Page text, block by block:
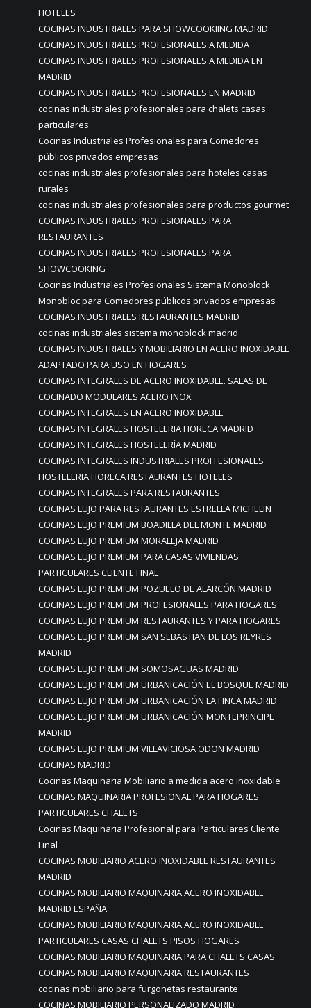
HOTELES
COCINAS INDUSTRIALES PARA SHOWCOOKIING MADRID
COCINAS INDUSTRIALES PROFESIONALES A MEDIDA
COCINAS INDUSTRIALES PROFESIONALES A MEDIDA EN
MADRID
COCINAS INDUSTRIALES PROFESIONALES EN MADRID
cocinas industriales profesionales para chalets casas
particulares
Cocinas Industriales Profesionales para Comedores
públicos privados empresas
cocinas industriales profesionales para hoteles casas
rurales
cocinas industriales profesionales para productos gourmet
COCINAS INDUSTRIALES PROFESIONALES PARA
RESTAURANTES
COCINAS INDUSTRIALES PROFESIONALES PARA
SHOWCOOKING
Cocinas Industriales Profesionales Sistema Monoblock
Monobloc para Comedores públicos privados empresas
COCINAS INDUSTRIALES RESTAURANTES MADRID
cocinas industriales sistema monoblock madrid
COCINAS INDUSTRIALES Y MOBILIARIO EN ACERO INOXIDABLE
ADAPTADO PARA USO EN HOGARES
COCINAS INTEGRALES DE ACERO INOXIDABLE. SALAS DE
COCINADO MODULARES ACERO INOX
COCINAS INTEGRALES EN ACERO INOXIDABLE
COCINAS INTEGRALES HOSTELERIA HORECA MADRID
COCINAS INTEGRALES HOSTELERÍA MADRID
COCINAS INTEGRALES INDUSTRIALES PROFFESIONALES
HOSTELERIA HORECA RESTAURANTES HOTELES
COCINAS INTEGRALES PARA RESTAURANTES
COCINAS LUJO PARA RESTAURANTES ESTRELLA MICHELIN
COCINAS LUJO PREMIUM BOADILLA DEL MONTE MADRID
COCINAS LUJO PREMIUM MORALEJA MADRID
COCINAS LUJO PREMIUM PARA CASAS VIVIENDAS
PARTICULARES CLIENTE FINAL
COCINAS LUJO PREMIUM POZUELO DE ALARCÓN MADRID
COCINAS LUJO PREMIUM PROFESIONALES PARA HOGARES
COCINAS LUJO PREMIUM RESTAURANTES Y PARA HOGARES
COCINAS LUJO PREMIUM SAN SEBASTIAN DE LOS REYRES
MADRID
COCINAS LUJO PREMIUM SOMOSAGUAS MADRID
COCINAS LUJO PREMIUM URBANICACIÓN EL BOSQUE MADRID
COCINAS LUJO PREMIUM URBANICACIÓN LA FINCA MADRID
COCINAS LUJO PREMIUM URBANICACIÓN MONTEPRINCIPE
MADRID
COCINAS LUJO PREMIUM VILLAVICIOSA ODON MADRID
COCINAS MADRID
Cocinas Maquinaria Mobiliario a medida acero inoxidable
COCINAS MAQUINARIA PROFESIONAL PARA HOGARES
PARTICULARES CHALETS
Cocinas Maquinaria Profesional para Particulares Cliente
Final
COCINAS MOBILIARIO ACERO INOXIDABLE RESTAURANTES
MADRID
COCINAS MOBILIARIO MAQUINARIA ACERO INOXIDABLE
MADRID ESPAÑA
COCINAS MOBILIARIO MAQUINARIA ACERO INOXIDABLE
PARTICULARES CASAS CHALETS PISOS HOGARES
COCINAS MOBILIARIO MAQUINARIA PARA CHALETS CASAS
COCINAS MOBILIARIO MAQUINARIA RESTAURANTES
cocinas mobiliario para furgonetas restaurante
COCINAS MOBILIARIO PERSONALIZADO MADRID